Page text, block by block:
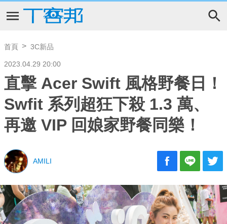
首頁 3C新品
2023.04.29 20:00
直擊 Acer Swift 風格野餐日！
Swfit 系列超狂下殺 1.3 萬、
再邀 VIP 回娘家野餐同樂！
AMILI